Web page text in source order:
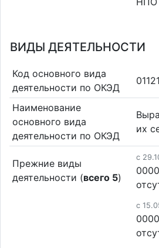
ВИДЫ ДЕЯТЕЛЬНОСТИ
Код основного вида
деятельности по ОКЭД
01121
Наименование
основного вида
деятельности по ОКЭД
их
Прежние виды
деятельности (всего 5)
c
c